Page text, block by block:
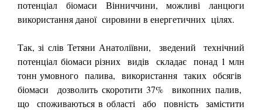
потенціал біомаси Вінниччини, можливі ланцюги
використання даної сировини в енергетичних цілях.
Так, зі слів Тетяни Анатоліївни, зведений технічний
потенціал біомаси різних видів складає понад 1 млн
тонн умовного палива, використання таких обсягів
біомаси дозволить скоротити 37% викопних палив,
що споживаються в області або повність замістити